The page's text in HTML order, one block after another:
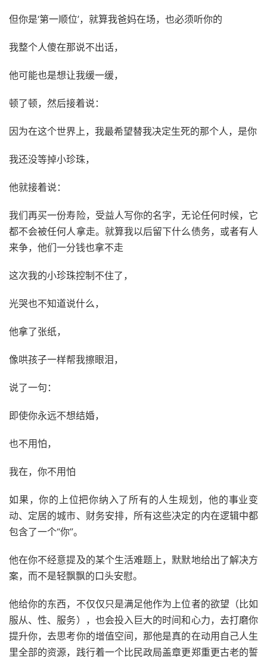
但你是‘第一顺位’，就算我爸妈在场，也必须听你的
我整个人傻在那说不出话，
他可能也是想让我缓一缓，
顿了顿，然后接着说：
因为在这个世界上，我最希望替我决定生死的那个人，是你
我还没等掉小珍珠，
他就接着说：
我们再买一份寿险，受益人写你的名字，无论任何时候，它
都不会被任何人拿走。就算我以后留下什么债务，或者有人
来争，他们一分钱也拿不走
这次我的小珍珠控制不住了，
光哭也不知道说什么，
他拿了张纸，
像哄孩子一样帮我擦眼泪，
说了一句：
即使你永远不想结婚，
也不用怕，
我在，你不用怕
如果，你的上位把你纳入了所有的人生规划，他的事业变
动、定居的城市、财务安排，所有这些决定的内在逻辑中都
包含了一个“你”。
他在你不经意提及的某个生活难题上，默默地给出了解决方
案，而不是轻飘飘的口头安慰。
他给你的东西，不仅仅只是满足他作为上位者的欲望（比如
服从、性、服务），也会投入巨大的时间和心力，去打磨你
提升你，去思考你的增值空间，那他是真的在动用自己人生
里全部的资源，践行着一个比民政局盖章更郑重更古老的誓